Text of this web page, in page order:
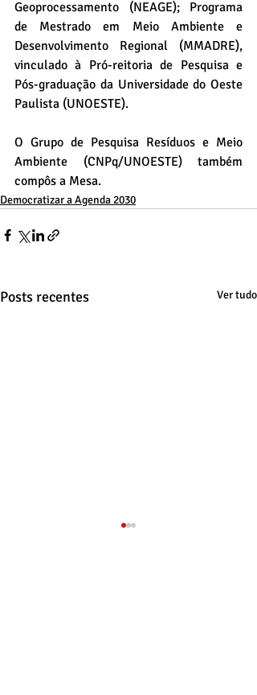
Geoprocessamento (NEAGE); Programa
de Mestrado em Meio Ambiente e
Desenvolvimento Regional (MMADRE),
vinculado à Pró-reitoria de Pesquisa e
Pós-graduação da Universidade do Oeste
Paulista (UNOESTE).
O Grupo de Pesquisa Resíduos e Meio
Ambiente (CNPq/UNOESTE) também
compôs a Mesa.
Democratizar a Agenda 2030
Posts recentes Ver tudo